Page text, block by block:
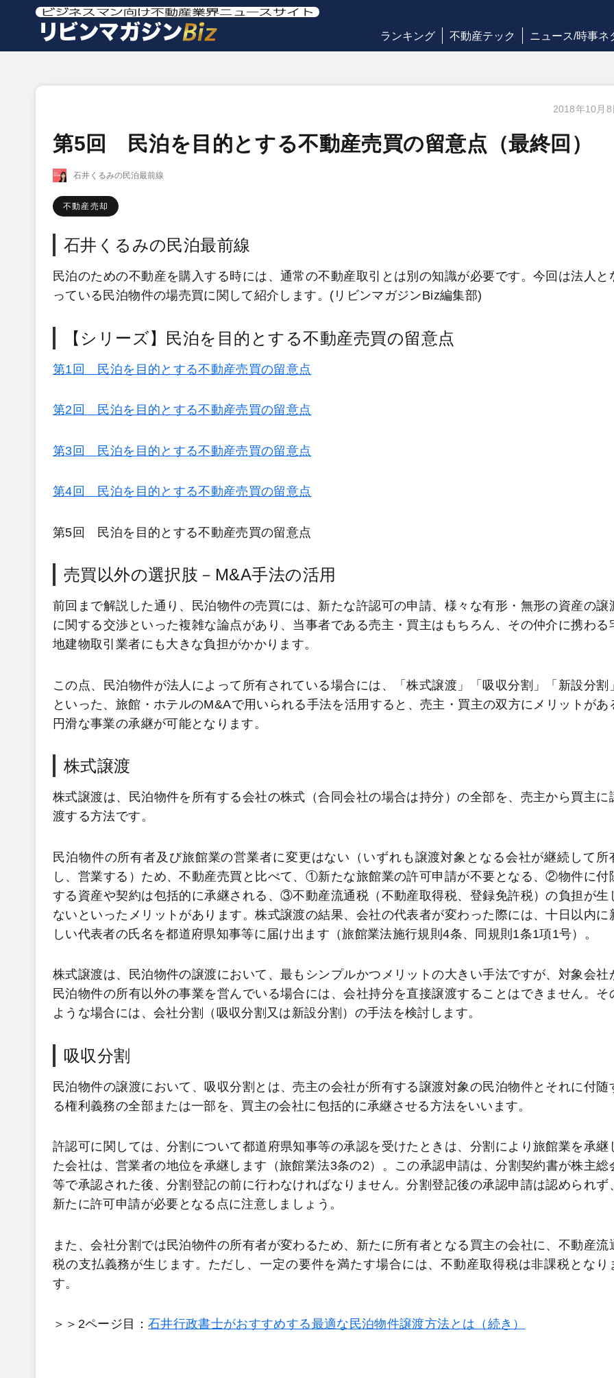
ランキング 不動産テック ニュース/時事ネ
2018年10月8
第5回 民泊を目的とする不動産売買の留意点（最終回）
石井くるみの民泊最前線
不動産売却
石井くるみの民泊最前線
民泊のための不動産を購入する時には、通常の不動産取引とは別の知識が必要です。今回は法人と
っている民泊物件の場売買に関して紹介します。(リビンマガジンBiz編集部)
【シリーズ】民泊を目的とする不動産売買の留意点
第1回 民泊を目的とする不動産売買の留意点
第2回 民泊を目的とする不動産売買の留意点
第3回 民泊を目的とする不動産売買の留意点
第4回 民泊を目的とする不動産売買の留意点
第5回 民泊を目的とする不動産売買の留意点
売買以外の選択肢－M&A手法の活用
前回まで解説した通り、民泊物件の売買には、新たな許認可の申請、様々な有形・無形の資産の譲
に関する交渉といった複雑な論点があり、当事者である売主・買主はもちろん、その仲介に携わる
地建物取引業者にも大きな負担がかかります。
この点、民泊物件が法人によって所有されている場合には、「株式譲渡」「吸収分割」「新設分割
といった、旅館・ホテルのM&Aで用いられる手法を活用すると、売主・買主の双方にメリットがあ
円滑な事業の承継が可能となります。
株式譲渡
株式譲渡は、民泊物件を所有する会社の株式（合同会社の場合は持分）の全部を、売主から買主に
渡する方法です。
民泊物件の所有者及び旅館業の営業者に変更はない（いずれも譲渡対象となる会社が継続して所
し、営業する）ため、不動産売買と比べて、①新たな旅館業の許可申請が不要となる、②物件に付
する資産や契約は包括的に承継される、③不動産流通税（不動産取得税、登録免許税）の負担が生
ないといったメリットがあります。株式譲渡の結果、会社の代表者が変わった際には、十日以内に
しい代表者の氏名を都道府県知事等に届け出ます（旅館業法施行規則4条、同規則1条1項1号）。
株式譲渡は、民泊物件の譲渡において、最もシンプルかつメリットの大きい手法ですが、対象会社
民泊物件の所有以外の事業を営んでいる場合には、会社持分を直接譲渡することはできません。そ
ような場合には、会社分割（吸収分割又は新設分割）の手法を検討します。
吸収分割
民泊物件の譲渡において、吸収分割とは、売主の会社が所有する譲渡対象の民泊物件とそれに付随
る権利義務の全部または一部を、買主の会社に包括的に承継させる方法をいいます。
許認可に関しては、分割について都道府県知事等の承認を受けたときは、分割により旅館業を承継
た会社は、営業者の地位を承継します（旅館業法3条の2）。この承認申請は、分割契約書が株主総
等で承認された後、分割登記の前に行わなければなりません。分割登記後の承認申請は認められず
新たに許可申請が必要となる点に注意しましょう。
また、会社分割では民泊物件の所有者が変わるため、新たに所有者となる買主の会社に、不動産流
税の支払義務が生じます。ただし、一定の要件を満たす場合には、不動産取得税は非課税となり
す。
＞＞2ページ目： 石井行政書士がおすすめする最適な民泊物件譲渡方法とは（続き）